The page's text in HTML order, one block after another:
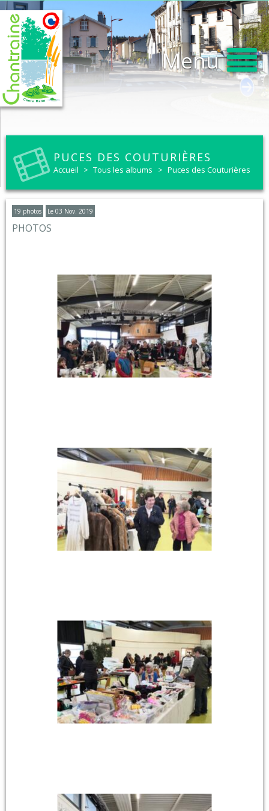
Menu
PUCES DES COUTURIÈRES
Accueil > Tous les albums > Puces des Couturières
19 photos Le 03 Nov. 2019
PHOTOS